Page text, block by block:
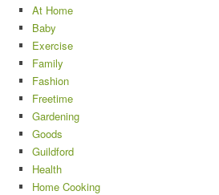
At Home
Baby
Exercise
Family
Fashion
Freetime
Gardening
Goods
Guildford
Health
Home Cooking